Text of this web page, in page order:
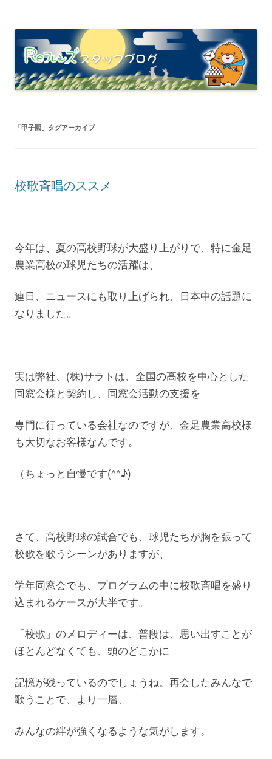
「甲子園 」タグアーカイブ
校歌斉唱のススメ
今年は、夏の高校野球が大盛り上がりで、特に金足
農業高校の球児たちの活躍は、
連日、ニュースにも取り上げられ、日本中の話題に
なりました。
実は弊社、(株)サラトは、全国の高校を中心とした
同窓会様と契約し、同窓会活動の支援を
専門に行っている会社なのですが、金足農業高校様
も大切なお客様なんです。
（ちょっと自慢です(^^♪)
さて、高校野球の試合でも、球児たちが胸を張って
校歌を歌うシーンがありますが、
学年同窓会でも、プログラムの中に校歌斉唱を盛り
込まれるケースが大半です。
「校歌」のメロディーは、普段は、思い出すことが
ほとんどなくても、頭のどこかに
記憶が残っているのでしょうね。再会したみんなで
歌うことで、より一層、
みんなの絆が強くなるような気がします。